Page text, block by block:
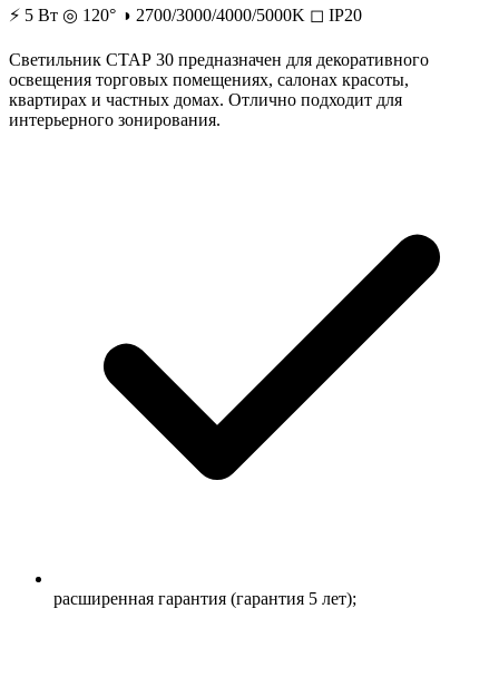
⚡ 5 Вт ◎ 120° ◑ 2700/3000/4000/5000K ◻ IP20
Светильник СТАР 30 предназначен для декоративного
освещения торговых помещениях, салонах красоты,
квартирах и частных домах. Отлично подходит для
интерьерного зонирования.
расширенная гарантия (гарантия 5 лет);